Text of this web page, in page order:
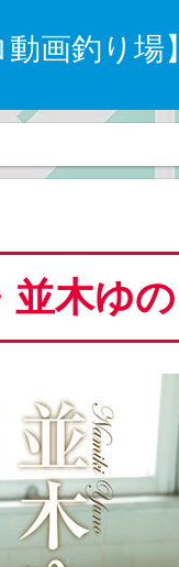
画釣り場】
木ゆの